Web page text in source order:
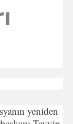
yeniden